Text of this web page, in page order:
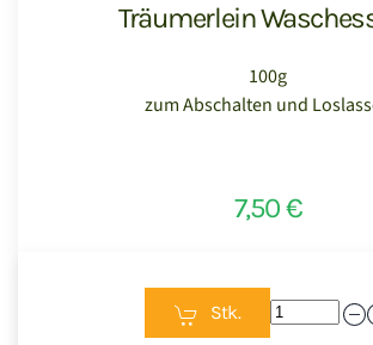
Träumerlein
100g
zum Abschalten und
7,50 €
Stk.